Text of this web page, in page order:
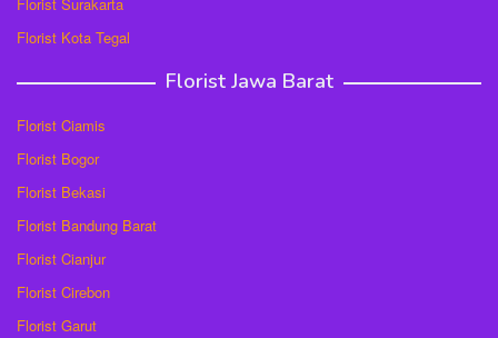
Florist Kota Tegal
Florist Jawa Barat
Florist Ciamis
Florist Bogor
Florist Bekasi
Florist Bandung Barat
Florist Cianjur
Florist Cirebon
Florist Garut